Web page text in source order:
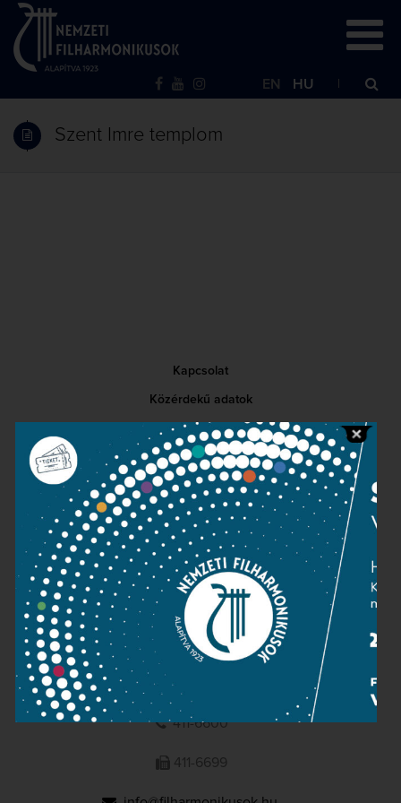
EN HU
Szent Imre templom
Kapcsolat
Közérdekű adatok
Sajtószoba
Adatvédelem
Impresszum
NEMZETI
FILHARMONIKUSOK
1095 Budapest, Komor Marcell u. 1. (Müpa)
411-6600
411-6699